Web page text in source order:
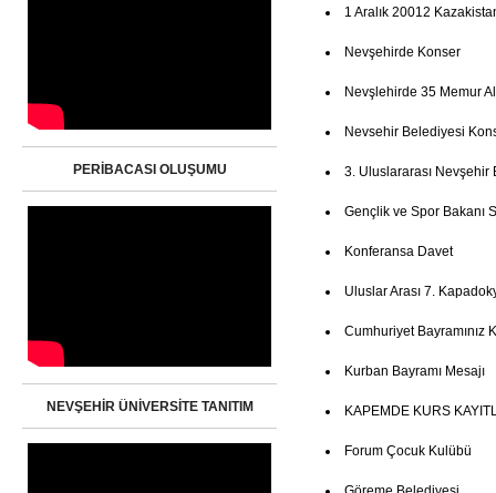
PERİBACASI OLUŞUMU
NEVŞEHİR ÜNİVERSİTE TANITIM
1 Aralık 20012
Nevşehirde Konser
Nevşlehirde 35 Memur
Nevsehir Belediyesi
3. Uluslararası Nevşehir
Gençlik ve Spor Bakanı
Konferansa Davet
Uluslar Arası 7.
Cumhuriyet Bayramınız
Kurban Bayramı Mesajı
KAPEMDE KURS
Forum Çocuk Kulübü